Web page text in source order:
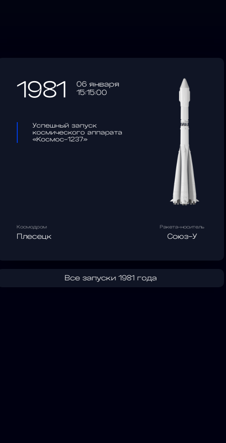
1981
06 января
15:15:00
Успешный запуск
космического аппарата
«Космос-1237»
Космодром
Плесецк
Ракета-носитель
Союз-У
Все запуски 1981 года